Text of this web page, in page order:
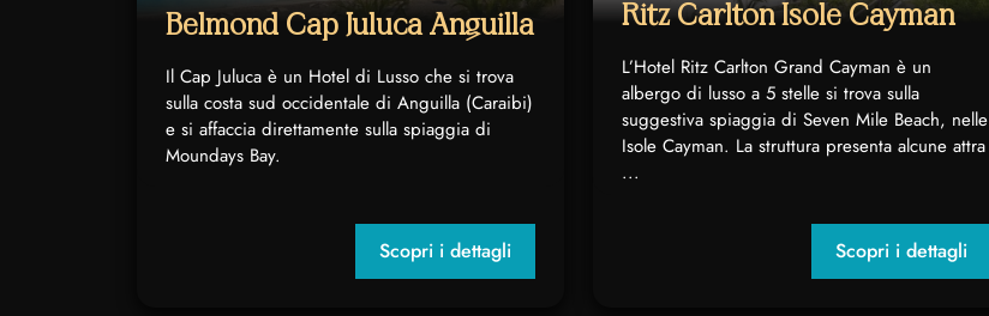
Belmond Cap Juluca Anguilla
Il Cap Juluca è un Hotel di Lusso che si trova
sulla costa sud occidentale di Anguilla (Caraibi)
e si affaccia direttamente sulla spiaggia di
Moundays Bay.
Scopri i dettagli
Ritz Carlton Isole Cayman
L’Hotel Ritz Carlton Grand Cayman è un
albergo di lusso a 5 stelle si trova sulla
suggestiva spiaggia di Seven Mile Beach, nelle
Isole Cayman. La struttura presenta alcune attra
...
Scopri i dettagli